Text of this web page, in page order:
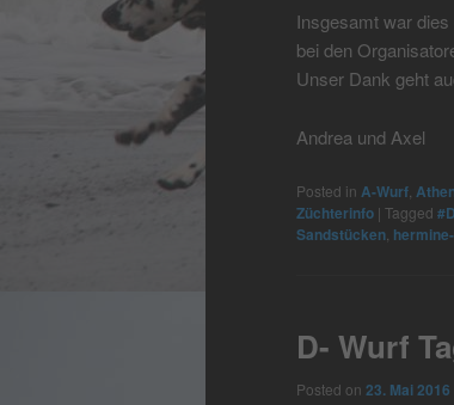
Insgesamt war
bei den
Unser Dank geht
Andrea und Axel
Posted in A-Wurf
Züchterinfo | Tagged
Sandstücken
D- Wurf
Posted on 23. Mai 2016